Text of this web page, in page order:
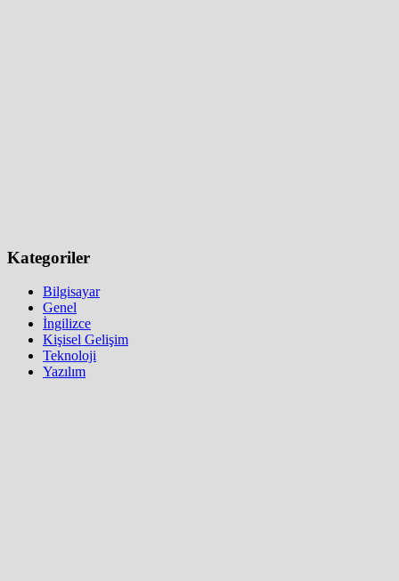
Kategoriler
Bilgisayar
Genel
İngilizce
Kişisel Gelişim
Teknoloji
Yazılım